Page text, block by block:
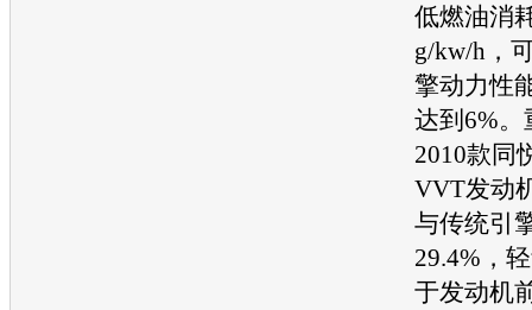
低燃油消
g/kw/h，
擎动力性
达到6%。
2010款同
VVT发动
与传统引
29.4%，
于发动机